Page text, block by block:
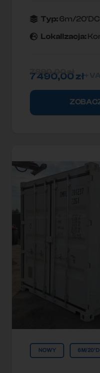
Typ: 6m/20'DC
Lokallzacja:
7 490,00zł
7 890,00 zł
NOWY 6M/